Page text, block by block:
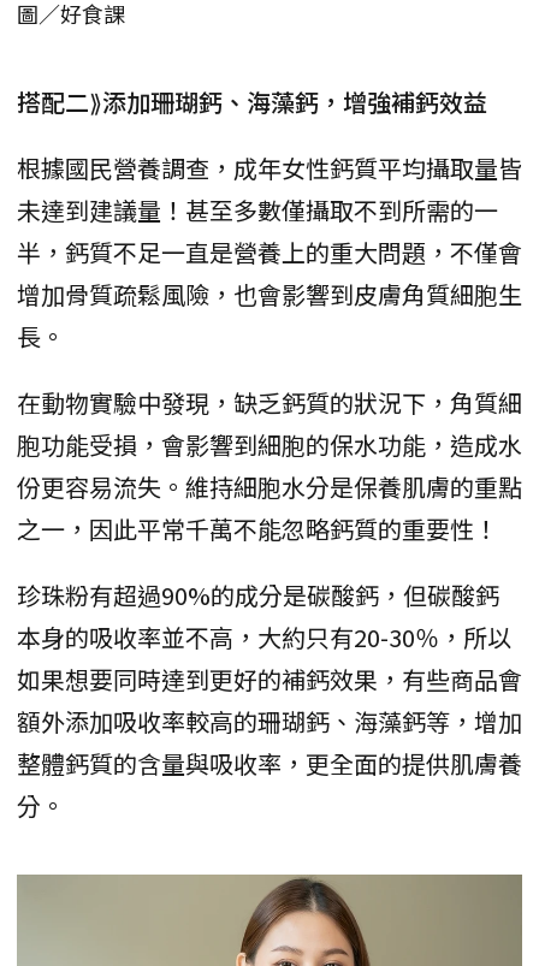
圖／好食課
搭配二⟫添加珊瑚鈣、海藻鈣，增強補鈣效益
根據國民營養調查，成年女性鈣質平均攝取量皆
未達到建議量！甚至多數僅攝取不到所需的一
半，鈣質不足一直是營養上的重大問題，不僅會
增加骨質疏鬆風險，也會影響到皮膚角質細胞生
長。
在動物實驗中發現，缺乏鈣質的狀況下，角質細
胞功能受損，會影響到細胞的保水功能，造成水
份更容易流失。維持細胞水分是保養肌膚的重點
之一，因此平常千萬不能忽略鈣質的重要性！
珍珠粉有超過90%的成分是碳酸鈣，但碳酸鈣
本身的吸收率並不高，大約只有20-30％，所以
如果想要同時達到更好的補鈣效果，有些商品會
額外添加吸收率較高的珊瑚鈣、海藻鈣等，增加
整體鈣質的含量與吸收率，更全面的提供肌膚養
分。